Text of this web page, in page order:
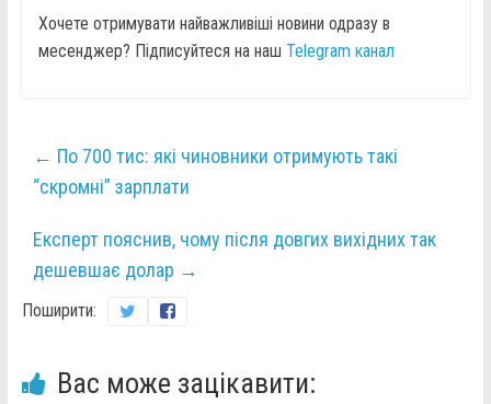
Хочете отримувати найважливіші новини одразу в
месенджер? Підписуйтеся на наш Telegram канал
← По 700 тис: які чиновники отримують такі
“скромні” зарплати
Експерт пояснив, чому після довгих вихідних так
дешевшає долар →
Поширити:
Вас може зацікавити: